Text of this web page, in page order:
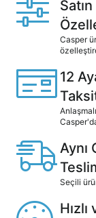
Casper
12
Aynı
Seçili